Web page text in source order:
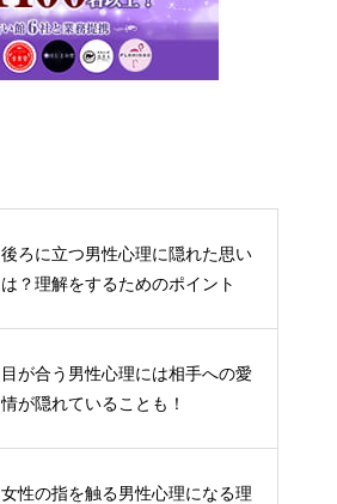
後ろに立つ男性心理に隠れた思い
は？理解をするためのポイント
目が合う男性心理には相手への愛
情が隠れていることも！
女性の指を触る男性心理になる理